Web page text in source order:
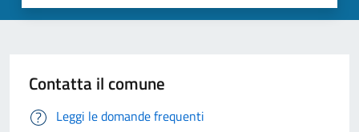
Contatta il comune
Leggi le domande frequenti